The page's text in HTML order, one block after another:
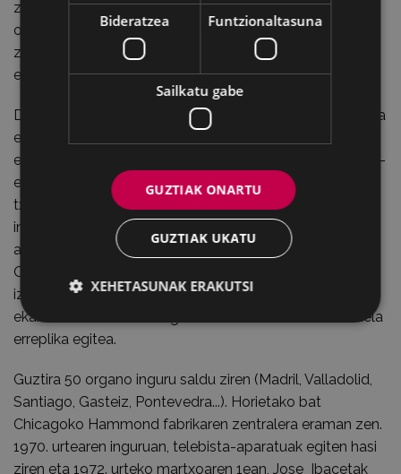
zen prozesuaren momenturik zailena. Dirudienez,
organista batek zera esan zien: “Mekanikari trebeak
zaretenez, tonu-sorgailua eraikiko duzue, baina teklatua
ez duzue inoiz egingo”.
Denbora luzez lanean aritu ondoren, lortu zuten erreplika
egitea, eta enpresa amerikarrari arrakastaren berri
ematea erabaki zuten. Handik gutxira, Hammond Organ-
eko ingeniari-burua Eibarrera etorri zen. Emaitzarekin
txundituta geratu zen; etengabe ikuskatzen zuen
instrumentua. Eskua teklatuaren azpitik pasa eta
automatikoki kopia zehatza zela konturatu zen aditua.
Organoa sortzeko planoa nondik lortu zuten jakin nahi
izan zuen, eta eibartarrek erantzun zioten Ermutik
ekarritako Hammond organoa desmuntatuz lortu zutela
erreplika egitea.
Guztira 50 organo inguru saldu ziren (Madril, Valladolid,
Santiago, Gasteiz, Pontevedra...). Horietako bat
Chicagoko Hammond fabrikaren zentralera eraman zen.
1970. urtearen inguruan, telebista-aparatuak egiten hasi
ziren eta 1972. urteko martxoaren 1ean, Jose Ibacetak
Bideratzea Funtzionaltasuna
Sailkatu gabe
GUZTIAK ONARTU
GUZTIAK UKATU
XEHETASUNAK ERAKUTSI